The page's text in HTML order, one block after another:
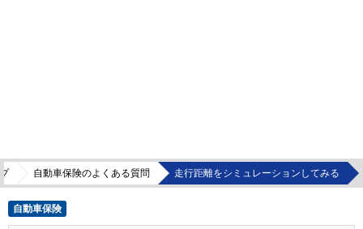
自動車保険のよくある質問 走行距離をシミュレーションしてみる
自動車保険